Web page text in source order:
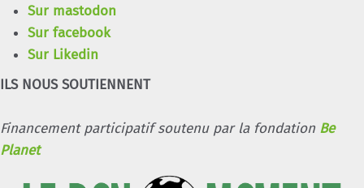
Sur mastodon
Sur facebook
Sur Likedin
ILS NOUS SOUTIENNENT
Financement participatif soutenu par la fondation Be
Planet